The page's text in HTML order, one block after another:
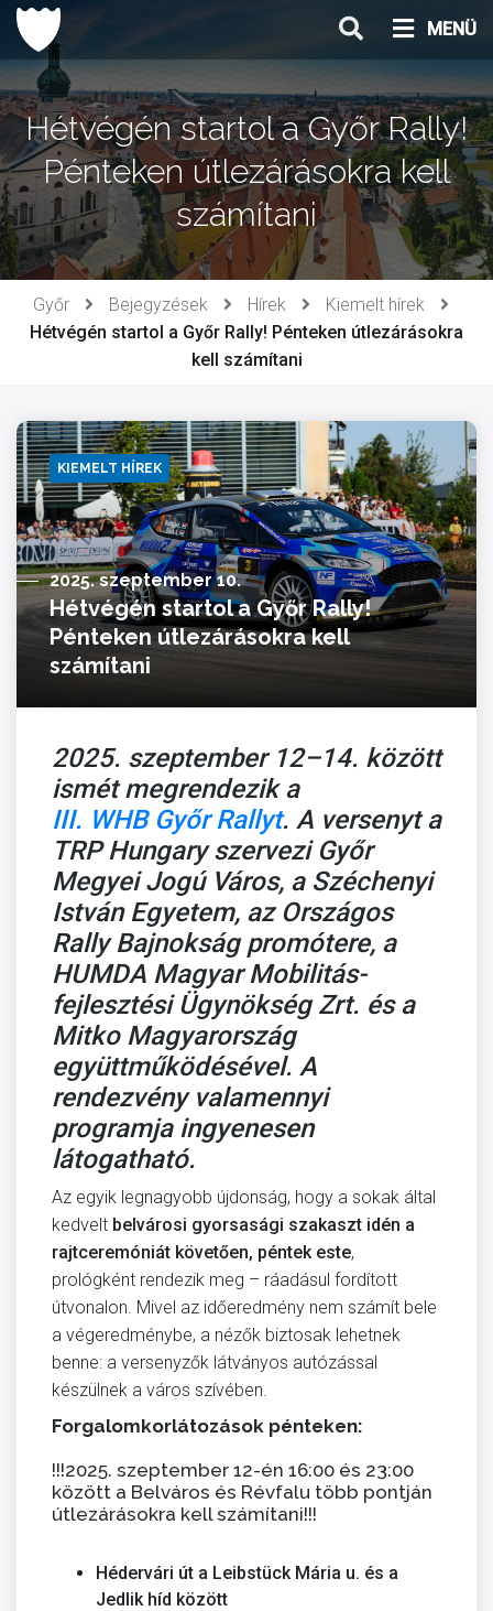
Ugrás
tartalomhoz
MENÜ
Hétvégén startol a Győr Rally!
Pénteken útlezárásokra kell
számítani
Győr Bejegyzések Hírek
Kiemelt hírek
Hétvégén startol a Győr Rally! Pénteken útlezárásokra
kell számítani
KIEMELT HÍREK
2025. szeptember 10.
Hétvégén startol a Győr Rally!
Pénteken útlezárásokra kell
számítani
2025. szeptember 12–14. között
ismét megrendezik a
III. WHB Győr Rallyt. A versenyt a
TRP Hungary szervezi Győr
Megyei Jogú Város, a Széchenyi
István Egyetem, az Országos
Rally Bajnokság promótere, a
HUMDA Magyar Mobilitás-
fejlesztési Ügynökség Zrt. és a
Mitko Magyarország
együttműködésével. A
rendezvény valamennyi
programja ingyenesen
látogatható.
Az egyik legnagyobb újdonság, hogy a sokak által
kedvelt belvárosi gyorsasági szakaszt idén a
rajtceremóniát követően, péntek este,
prológként rendezik meg – ráadásul fordított
útvonalon. Mivel az időeredmény nem számít bele
a végeredménybe, a nézők biztosak lehetnek
benne: a versenyzők látványos autózással
készülnek a város szívében.
Forgalomkorlátozások pénteken:
!!!2025. szeptember 12-én 16:00 és 23:00
között a Belváros és Révfalu több pontján
útlezárásokra kell számítani!!!
Hédervári út a Leibstück Mária u. és a
Jedlik híd között